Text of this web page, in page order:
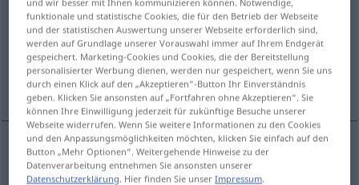
Übersicht aller Übersetzungen
(Für mehr Details die Übersetzung anklicken/antippen)
spitz, spöttisch, anzüglich
spitz,spöttisch,anzüglich spydig
funktionale und statistische Cookies, die für den Betrieb der Webseite
und der statistischen Auswertung unserer Webseite erforderlich sind,
werden auf Grundlage unserer Vorauswahl immer auf Ihrem Endgerät
gespeichert. Marketing-Cookies und Cookies, die der Bereitstellung
personalisierter Werbung dienen, werden nur gespeichert, wenn Sie uns
durch einen Klick auf den „Akzeptieren“-Button Ihr Einverständnis
geben. Klicken Sie ansonsten auf „Fortfahren ohne Akzeptieren“. Sie
können Ihre Einwilligung jederzeit für zukünftige Besuche unserer
Webseite widerrufen. Wenn Sie weitere Informationen zu den Cookies
und den Anpassungsmöglichkeiten möchten, klicken Sie einfach auf den
Button „Mehr Optionen“. Weitergehende Hinweise zu der
Datenverarbeitung entnehmen Sie ansonsten unserer
Datenschutzerklärung . Hier finden Sie unserImpressum